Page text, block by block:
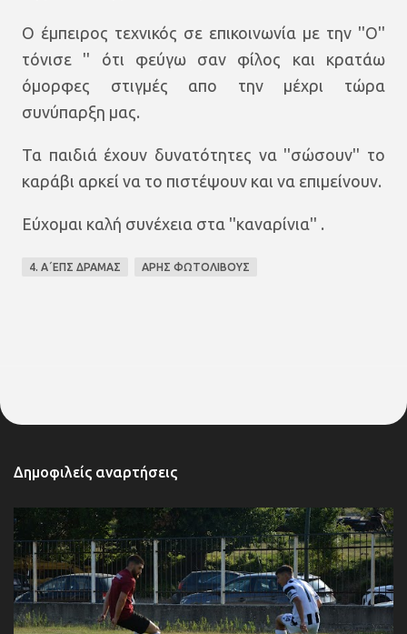
Ο έμπειρος τεχνικός σε επικοινωνία με την ''Ο''
τόνισε '' ότι φεύγω σαν φίλος και κρατάω
όμορφες στιγμές απο την μέχρι τώρα
συνύπαρξη μας.
Τα παιδιά έχουν δυνατότητες να ''σώσουν'' το
καράβι αρκεί να το πιστέψουν και να επιμείνουν.
Εύχομαι καλή συνέχεια στα ''καναρίνια'' .
4. Α΄ΕΠΣ ΔΡΑΜΑΣ ΑΡΗΣ ΦΩΤΟΛΙΒΟΥΣ
Δημοφιλείς αναρτήσεις